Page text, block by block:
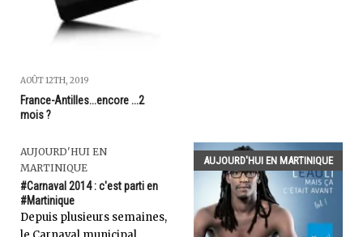
AOÛT 12TH, 2019
France-Antilles...encore ...2
mois ?
AUJOURD'HUI EN
MARTINIQUE
#Carnaval 2014 : c'est parti en
#Martinique
Depuis plusieurs semaines,
AUJOURD'HUI EN MARTINIQUE